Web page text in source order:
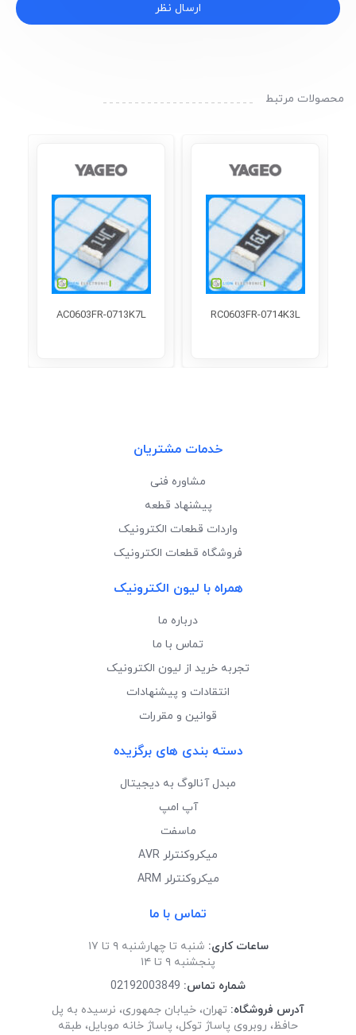
ارسال نظر
محصولات مرتبط
RC0603FR-0714K3L
AC0603FR-0713K7L
خدمات مشتریان
مشاوره فنی
پیشنهاد قطعه
واردات قطعات الکترونیک
فروشگاه قطعات الکترونیک
همراه با لیون الکترونیک
درباره ما
تماس با ما
تجربه خرید از لیون الکترونیک
انتقادات و پیشنهادات
قوانین و مقررات
دسته بندی های برگزیده
مبدل آنالوگ به دیجیتال
آپ امپ
ماسفت
میکروکنترلر AVR
میکروکنترلر ARM
تماس با ما
ساعات کاری: شنبه تا چهارشنبه ۹ تا ۱۷
پنجشنبه ۹ تا ۱۴
شماره تماس: 02192003849
آدرس فروشگاه: تهران، خیابان جمهوری، نرسیده به پل
حافظ، روبروی پاساژ توکل، پاساژ خانه موبایل، طبقه